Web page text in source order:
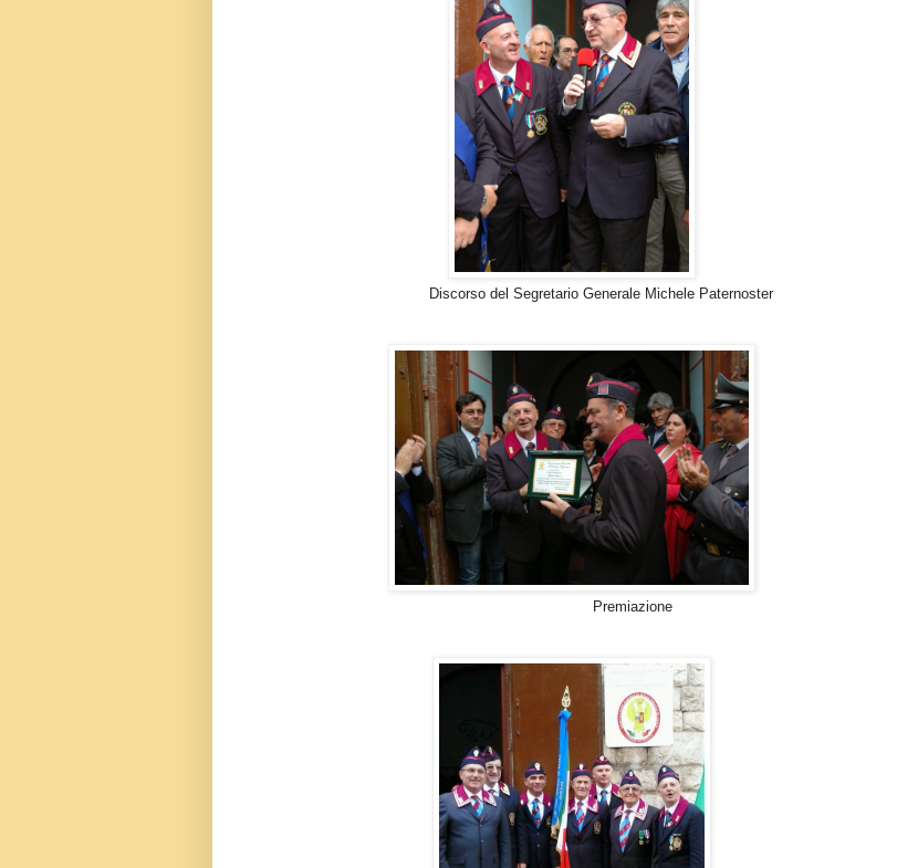
Discorso del Segretario Generale Michele Paternoster
Premiazione